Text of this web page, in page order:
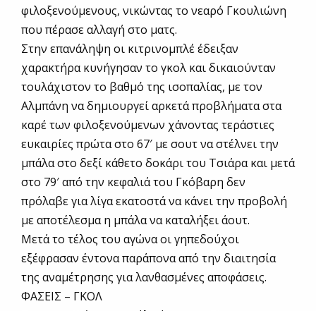
φιλοξενούμενους, νικώντας το νεαρό Γκουλιώνη
που πέρασε αλλαγή στο ματς.
Στην επανάληψη οι κιτρινομπλέ έδειξαν
χαρακτήρα κυνήγησαν το γκολ και δικαιούνταν
τουλάχιστον το βαθμό της ισοπαλίας, με τον
Αλμπάνη να δημιουργεί αρκετά προβλήματα στα
καρέ των φιλοξενούμενων χάνοντας τεράστιες
ευκαιρίες πρώτα στο 67′ με σουτ να στέλνει την
μπάλα στο δεξί κάθετο δοκάρι του Τσιάρα και μετά
στο 79′ από την κεφαλιά του Γκόβαρη δεν
πρόλαβε για λίγα εκατοστά να κάνει την προβολή
με αποτέλεσμα η μπάλα να καταλήξει άουτ.
Μετά το τέλος του αγώνα οι γηπεδούχοι
εξέφρασαν έντονα παράπονα από την διαιτησία
της αναμέτρησης για λανθασμένες αποφάσεις.
ΦΑΣΕΙΣ – ΓΚΟΛ